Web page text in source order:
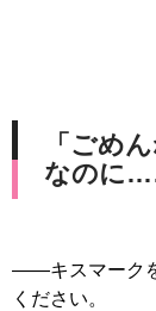
「ごめ
なのに
――キスマーク
ください。